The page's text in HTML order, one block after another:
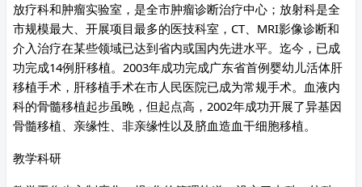
放疗科和肿瘤实验室，是全市肿瘤诊断治疗中心；放射科是全
市规模最大、开展项目最多的医技科室，CT、MRI影像诊断和
介入治疗在某些领域已达到省内或国内先进水平。迄今，已成
功完成14例肝移植。2003年成功完成广东省首例婴幼儿活体肝
移植手术，肝移植手术在市人民医院已成为常规手术。血液内
科的骨髓移植起步虽晚，但起点高，2002年成功开展了异基因
骨髓移植、亲缘性、非亲缘性以及脐血造血干细胞移植。
教学科研